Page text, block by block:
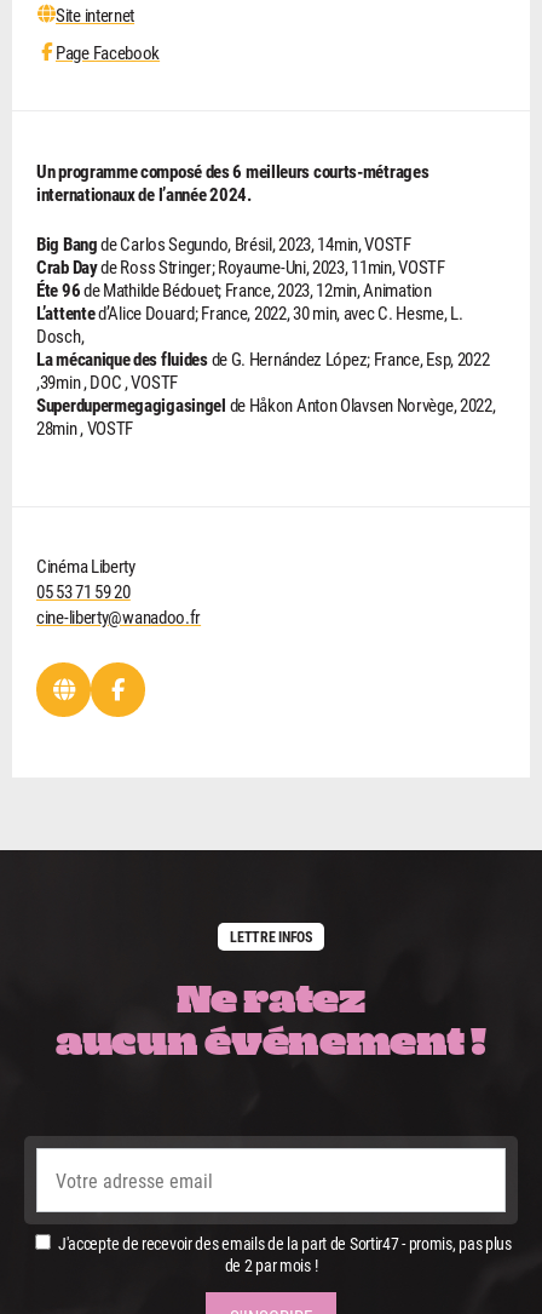
Site internet
Page Facebook
Un programme composé des 6 meilleurs courts-métrages
internationaux de l’année 2024.
Big Bangde Carlos Segundo, Brésil, 2023, 14min, VOSTF
Crab Dayde Ross Stringer; Royaume-Uni, 2023, 11min, VOSTF
Éte 96de Mathilde Bédouet; France, 2023, 12min, Animation
L’attented’Alice Douard; France, 2022, 30 min, avec C. Hesme, L.
Dosch,
La mécanique des fluidesde G. Hernández López; France, Esp, 2022
,39min , DOC , VOSTF
Superdupermegagigasingel de Håkon Anton Olavsen Norvège, 2022,
28min , VOSTF
Cinéma Liberty
05 53 71 59 20
cine-liberty@wanadoo.fr
LETTRE INFOS
Ne ratez
aucun événement !
J'accepte de recevoir des emails de la part de Sortir47 - promis, pas plus
de 2 par mois !